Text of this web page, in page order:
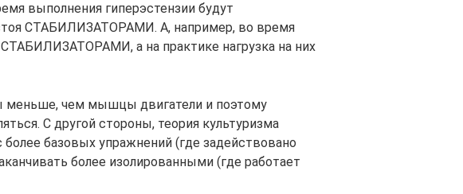
выполнения гиперэстензии будут
СТАБИЛИЗАТОРАМИ. А, например, во время
а на практике нагрузка на них
чем мышцы двигатели и поэтому
С другой стороны, теория культуризма
базовых упражнений (где задействовано
более изолированными (где работает